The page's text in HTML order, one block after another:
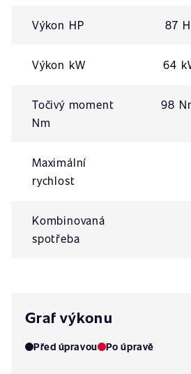
Výkon HP 87
Výkon kW 64
Točivý moment
Nm
98
Maximální
rychlost
Kombinovaná
spotřeba
Graf výkonu
Před úpravou Po úpravě